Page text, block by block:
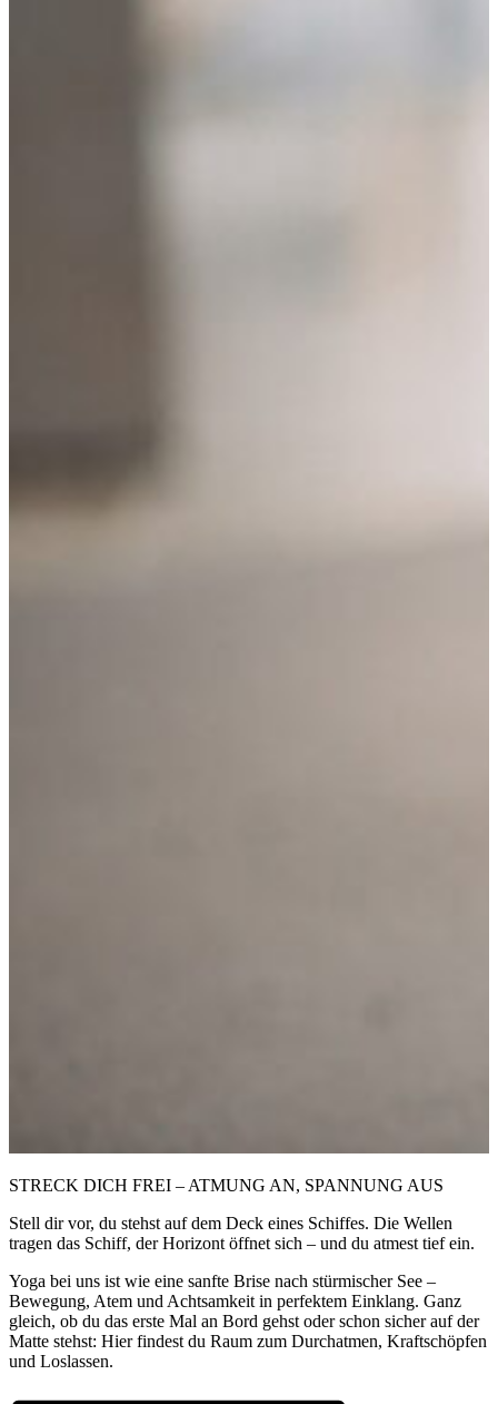
STRECK DICH FREI – ATMUNG AN, SPANNUNG AUS
Stell dir vor, du stehst auf dem Deck eines Schiffes. Die Wellen
tragen das Schiff, der Horizont öffnet sich – und du atmest tief ein.
Yoga bei uns ist wie eine sanfte Brise nach stürmischer See –
Bewegung, Atem und Achtsamkeit in perfektem Einklang. Ganz
gleich, ob du das erste Mal an Bord gehst oder schon sicher auf der
Matte stehst: Hier findest du Raum zum Durchatmen, Kraftschöpfen
und Loslassen.